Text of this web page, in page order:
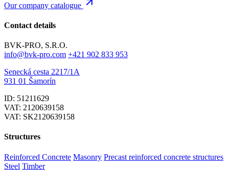
Our company catalogue
Contact details
BVK-PRO, S.R.O.
info@bvk-pro.com +421 902 833 953
Senecká cesta 2217/1A
931 01 Šamorín
ID: 51211629
VAT: 2120639158
VAT: SK2120639158
Structures
Reinforced Concrete Masonry Precast reinforced concrete structures
Steel Timber